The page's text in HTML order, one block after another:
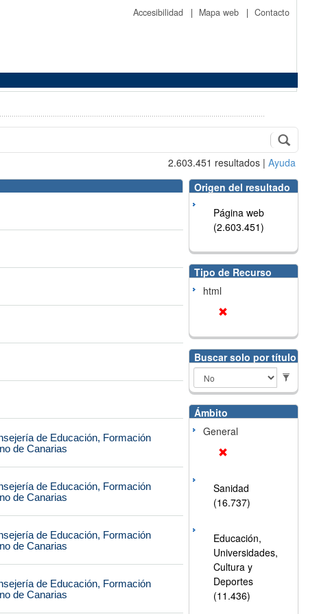
Accesibilidad | Mapa web | Contacto
2.603.451 resultados | Ayuda
de Educación, Formación
de Canarias
de Educación, Formación
de Canarias
de Educación, Formación
de Canarias
de Educación, Formación
de Canarias
Origen del resultado
Página web
(2.603.451)
Tipo de Recurso
html
Buscar solo por título
Ámbito
General
Sanidad
(16.737)
Educación,
Universidades,
Cultura y
Deportes
(11.436)